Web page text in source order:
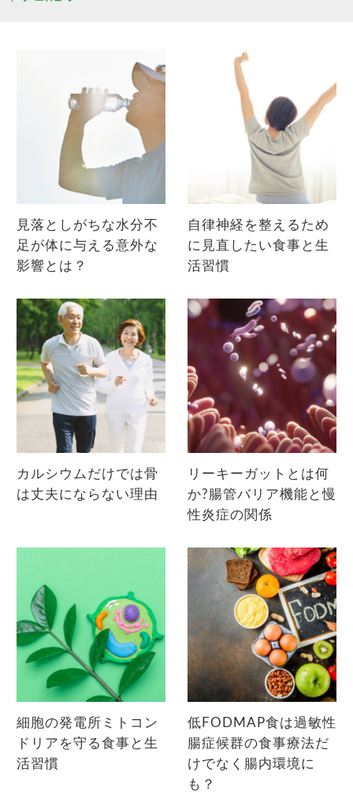
見落としがちな水分不
足が体に与える意外な
影響とは？
自律神経を整えるため
に見直したい食事と生
活習慣
カルシウムだけでは骨
は丈夫にならない理由
リーキーガットとは何
か?腸管バリア機能と慢
性炎症の関係
細胞の発電所ミトコン
ドリアを守る食事と生
活習慣
低FODMAP食は過敏性
腸症候群の食事療法だ
けでなく腸内環境に
も？